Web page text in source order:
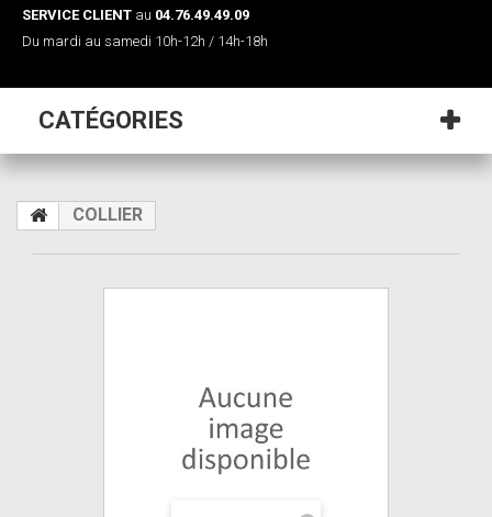
SERVICE CLIENT au 04.76.49.49.09
Du mardi au samedi 10h-12h / 14h-18h
CATÉGORIES
COLLIER